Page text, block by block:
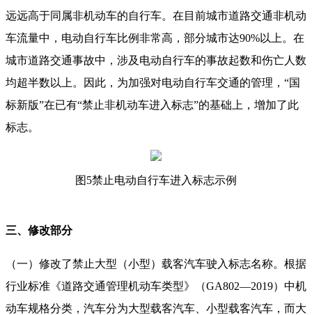
远远高于同属非机动车的自行车。在目前城市道路交通非机动
车流量中，电动自行车比例非常高，部分城市达90%以上。在
城市道路交通事故中，涉及电动自行车的事故起数和伤亡人数
均超半数以上。因此，为加强对电动自行车交通的管理，“国
标新版”在已有“禁止非机动车进入标志”的基础上，增加了此
标志。
图5禁止电动自行车进入标志示例
三、修改部分
（一）修改了禁止大型（小型）载客汽车驶入标志名称。根据
行业标准《道路交通管理机动车类型》（GA802—2019）中机
动车规格分类，汽车分为大型载客汽车、小型载客汽车，而大